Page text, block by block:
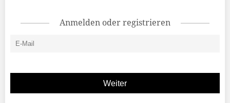
Anmelden oder registrieren